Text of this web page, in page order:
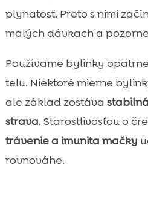
plynatosť. Preto s nimi
malých dávkach a
Používame bylinky
telu. Niektoré mierne
ale základ zostáva
strava. Starostlivosťou o
trávenie a imunita mačky
rovnováhe.